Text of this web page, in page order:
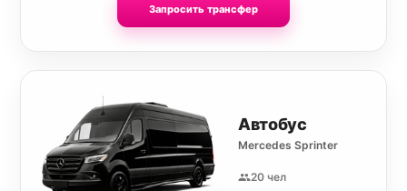
Запросить трансфер
Автобус
Mercedes Sprinter
20 чел